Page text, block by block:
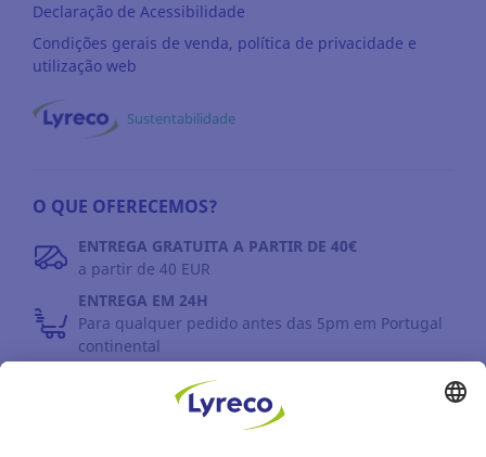
Declaração de Acessibilidade
Condições gerais de venda, política de privacidade e
utilização web
Sustentabilidade
O QUE OFERECEMOS?
ENTREGA GRATUITA A PARTIR DE 40€
a partir de 40 EUR
ENTREGA EM 24H
Para qualquer pedido antes das 5pm em Portugal
continental
Prazo até 30 dias